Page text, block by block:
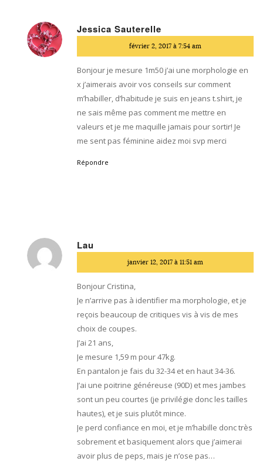
Jessica Sauterelle
:
février 2, 2017 à 7:54 am
Bonjour je mesure 1m50 j’ai une morphologie en
x j’aimerais avoir vos conseils sur comment
m’habiller, d’habitude je suis en jeans t.shirt, je
ne sais même pas comment me mettre en
valeurs et je me maquille jamais pour sortir! Je
me sent pas féminine aidez moi svp merci
Répondre
Lau
:
janvier 12, 2017 à 11:51 am
Bonjour Cristina,
Je n’arrive pas à identifier ma morphologie, et je
reçois beaucoup de critiques vis à vis de mes
choix de coupes.
J’ai 21 ans,
Je mesure 1,59 m pour 47kg.
En pantalon je fais du 32-34 et en haut 34-36.
J’ai une poitrine généreuse (90D) et mes jambes
sont un peu courtes (je privilégie donc les tailles
hautes), et je suis plutôt mince.
Je perd confiance en moi, et je m’habille donc très
sobrement et basiquement alors que j’aimerai
avoir plus de peps, mais je n’ose pas…